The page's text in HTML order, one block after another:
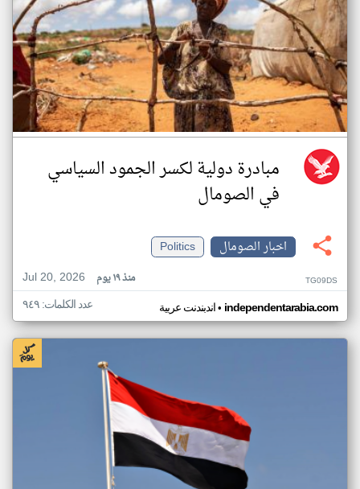
مبادرة دولية لكسر الجمود السياسي
في الصومال
اخبار الصومال
Politics
Jul 20, 2026
منذ ١٩ يوم TG09DS
اندبندنت عربية• independentarabia.com عدد الكلمات: ٩٤٩